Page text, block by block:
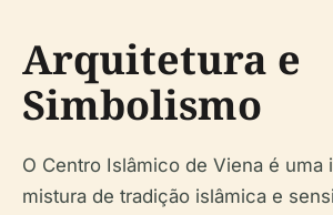
Arquitetura e
Simbolismo
O Centro Islâmico de Viena é uma
mistura de tradição islâmica e